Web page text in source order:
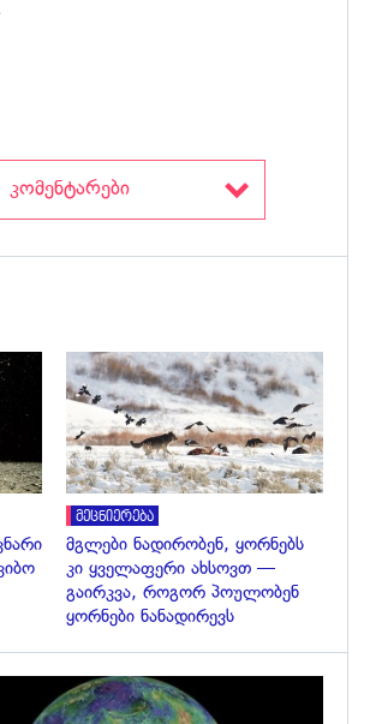
კომენტარები
გადახედვა
მეცნიერება
მგლები ნადირობენ, ყორნებს
კი ყველაფერი ახსოვთ —
გაირკვა, როგორ პოულობენ
ყორნები ნანადირევს